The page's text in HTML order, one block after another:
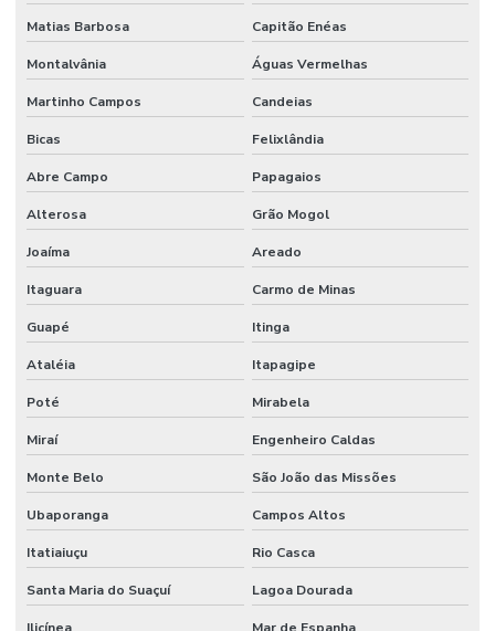
Matias Barbosa Capitão Enéas
Montalvânia Águas Vermelhas
Martinho Campos Candeias
Bicas Felixlândia
Abre Campo Papagaios
Alterosa Grão Mogol
Joaíma Areado
Itaguara Carmo de Minas
Guapé Itinga
Ataléia Itapagipe
Poté Mirabela
Miraí Engenheiro Caldas
Monte Belo São João das Missões
Ubaporanga Campos Altos
Itatiaiuçu Rio Casca
Santa Maria do Suaçuí Lagoa Dourada